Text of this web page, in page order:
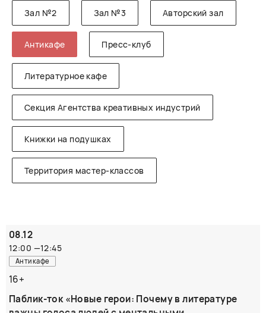
Зал №2 Зал №3 Авторский зал
Антикафе Пресс-клуб
Литературное кафе
Секция Агентства креативных индустрий
Книжки на подушках
Территория мастер-классов
08.12
12:00 —12:45
Антикафе
16+
Паблик-ток «Новые герои: Почему в литературе